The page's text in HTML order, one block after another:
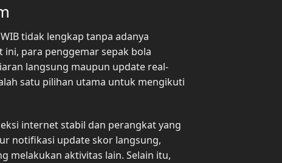
tidak lengkap tanpa adanya
ini, para penggemar sepak bola
langsung maupun update real-
satu pilihan utama untuk mengikuti
internet stabil dan perangkat yang
notifikasi update skor langsung,
melakukan aktivitas lain. Selain itu,